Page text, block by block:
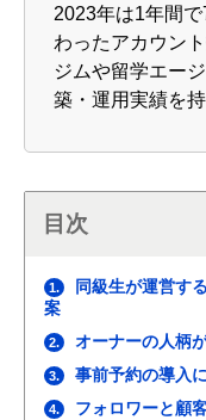
2023年は1年間
わったアカウン
ジムや留学エー
築・運用実績を持
目次
1.
同級生が運営す
案
2. オーナーの人柄
3. 事前予約の導入
4.
フォロワーと顧